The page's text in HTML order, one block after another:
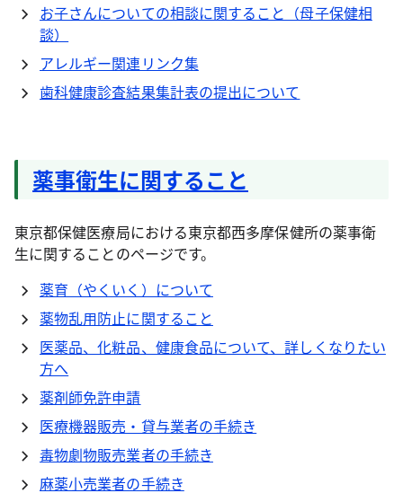
お子さんについての相談に関すること（母子保健相
談）
アレルギー関連リンク集
歯科健康診査結果集計表の提出について
薬事衛生に関すること
東京都保健医療局における東京都西多摩保健所の薬事衛
生に関することのページです。
薬育（やくいく）について
薬物乱用防止に関すること
医薬品、化粧品、健康食品について、詳しくなりたい
方へ
薬剤師免許申請
医療機器販売・貸与業者の手続き
毒物劇物販売業者の手続き
麻薬小売業者の手続き